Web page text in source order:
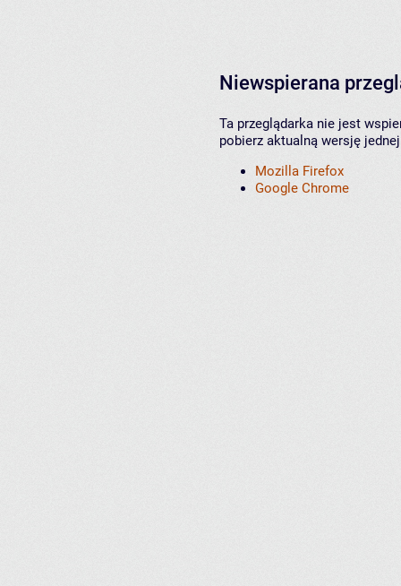
Niewspierana
Ta przeglądarka nie jest
pobierz aktualną wersję
Mozilla Firefox
Google Chrome